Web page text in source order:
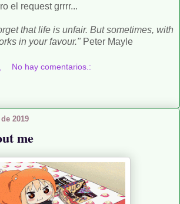
el request grrrr...
that life is unfair. But sometimes, with
in your favour." Peter Mayle
No hay comentarios.:
2019
me